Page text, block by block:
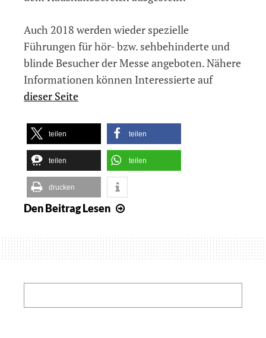
Auch 2018 werden wieder spezielle
Führungen für hör- bzw. sehbehinderte und
blinde Besucher der Messe angeboten. Nähere
Informationen können Interessierte auf
dieser Seite
teilen teilen
teilen teilen
drucken
Den BeitragLesen
für
Seh-
Hörbehinderte
auf